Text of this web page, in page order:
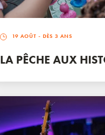
19 AOÛT - DÈS 3 ANS
LA PÊCHE AUX